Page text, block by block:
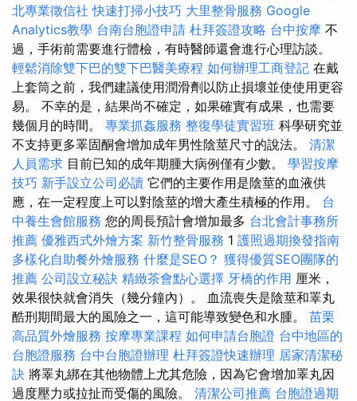
北專業徵信社 快速打掃小技巧 大里整骨服務 Google
Analytics教學 台南台胞證申請 杜拜簽證攻略 台中按摩 不
過，手術前需要進行體檢，有時醫師還會進行心理訪談。
輕鬆消除雙下巴的雙下巴醫美療程 如何辦理工商登記 在戴
上套筒之前，我們建議使用潤滑劑以防止損壞並使使用更容
易。 不幸的是，結果尚不確定，如果確實有成果，也需要
幾個月的時間。 專業抓姦服務 整復學徒實習班 科學研究並
不支持更多睪固酮會增加成年男性陰莖尺寸的說法。 清潔
人員需求 目前已知的成年期腫大病例僅有少數。 學習按摩
技巧 新手設立公司必讀 它們的主要作用是陰莖的血液供
應，在一定程度上可以對陰莖的增大產生積極的作用。 台
中養生會館服務 您的周長預計會增加最多 台北會計事務所
推薦 優雅西式外燴方案 新竹整骨服務 1 護照過期換發指南
多樣化自助餐外燴服務 什麼是SEO？ 獲得優質SEO團隊的
推薦 公司設立秘訣 精緻茶會點心選擇 牙橋的作用 厘米，
效果很快就會消失（幾分鐘內）。 血流喪失是陰莖和睪丸
酷刑期間最大的風險之一，這可能導致變色和水腫。 苗栗
高品質外燴服務 按摩專業課程 如何申請台胞證 台中地區的
台胞證服務 台中台胞證辦理 杜拜簽證快速辦理 居家清潔秘
訣 將睪丸綁在其他物體上尤其危險，因為它會增加睪丸因
過度壓力或拉扯而受傷的風險。 清潔公司推薦 台胞證過期